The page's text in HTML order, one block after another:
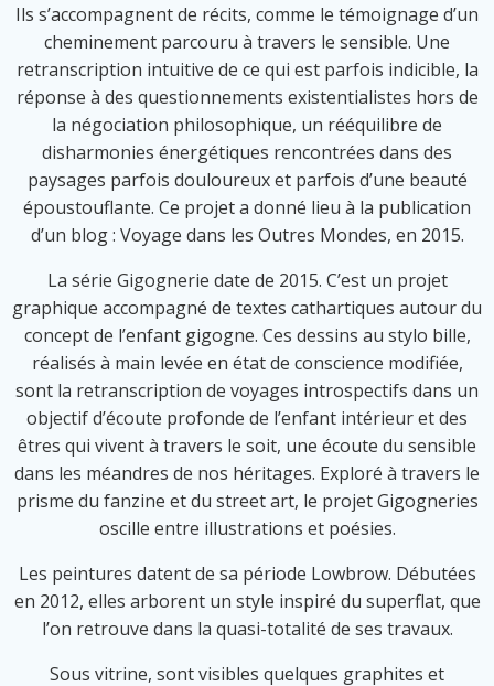
Ils s’accompagnent de récits, comme le témoignage d’un
cheminement parcouru à travers le sensible. Une
retranscription intuitive de ce qui est parfois indicible, la
réponse à des questionnements existentialistes hors de
la négociation philosophique, un rééquilibre de
disharmonies énergétiques rencontrées dans des
paysages parfois douloureux et parfois d’une beauté
époustouflante. Ce projet a donné lieu à la publication
d’un blog : Voyage dans les Outres Mondes, en 2015.
La série Gigognerie date de 2015. C’est un projet
graphique accompagné de textes cathartiques autour du
concept de l’enfant gigogne. Ces dessins au stylo bille,
réalisés à main levée en état de conscience modifiée,
sont la retranscription de voyages introspectifs dans un
objectif d’écoute profonde de l’enfant intérieur et des
êtres qui vivent à travers le soit, une écoute du sensible
dans les méandres de nos héritages. Exploré à travers le
prisme du fanzine et du street art, le projet Gigogneries
oscille entre illustrations et poésies.
Les peintures datent de sa période Lowbrow. Débutées
en 2012, elles arborent un style inspiré du superflat, que
l’on retrouve dans la quasi-totalité de ses travaux.
Sous vitrine, sont visibles quelques graphites et